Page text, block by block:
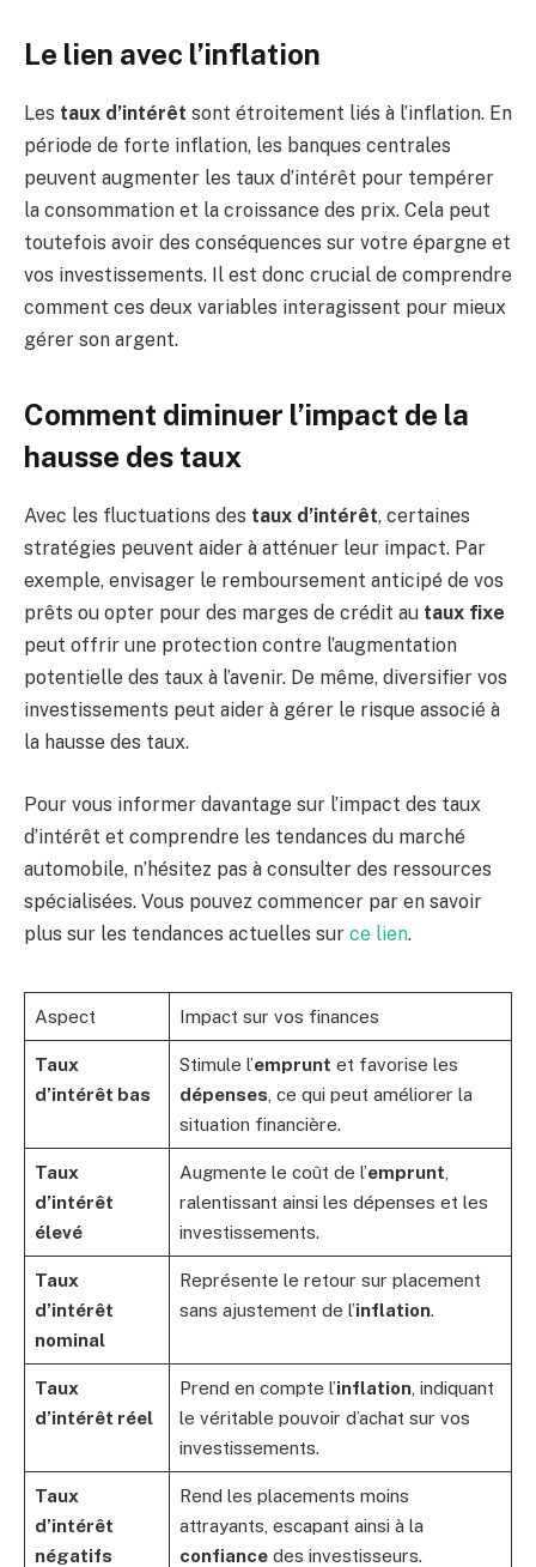
Le lien avec l’inflation
Les taux d’intérêt sont étroitement liés à l’inflation. En
période de forte inflation, les banques centrales
peuvent augmenter les taux d’intérêt pour tempérer
la consommation et la croissance des prix. Cela peut
toutefois avoir des conséquences sur votre épargne et
vos investissements. Il est donc crucial de comprendre
comment ces deux variables interagissent pour mieux
gérer son argent.
Comment diminuer l’impact de la
hausse des taux
Avec les fluctuations des taux d’intérêt, certaines
stratégies peuvent aider à atténuer leur impact. Par
exemple, envisager le remboursement anticipé de vos
prêts ou opter pour des marges de crédit au taux fixe
peut offrir une protection contre l’augmentation
potentielle des taux à l’avenir. De même, diversifier vos
investissements peut aider à gérer le risque associé à
la hausse des taux.
Pour vous informer davantage sur l’impact des taux
d’intérêt et comprendre les tendances du marché
automobile, n’hésitez pas à consulter des ressources
spécialisées. Vous pouvez commencer par en savoir
plus sur les tendances actuelles sur ce lien.
Aspect Impact sur vos finances
Taux
d’intérêt bas
Stimule l’emprunt et favorise les
dépenses , ce qui peut améliorer la
situation financière.
Taux
d’intérêt
élevé
Augmente le coût de l’emprunt
ralentissant ainsi les dépenses et les
investissements.
Taux
d’intérêt
nominal
Représente le retour sur placement
sans ajustement de l’inflation.
Taux
d’intérêt réel
Prend en compte l’inflation, indiquant
le véritable pouvoir d’achat sur vos
investissements.
Taux
d’intérêt
négatifs
Rend les placements moins
attrayants, escapant ainsi à la
confiancedes investisseurs.